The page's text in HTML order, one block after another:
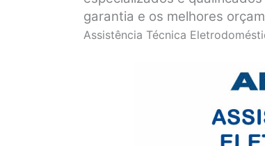
garantia e os melhores
Assistência Técnica